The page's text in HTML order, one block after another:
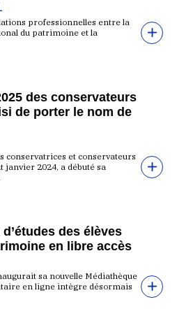
professionnelles entre la
du patrimoine et la
des conservateurs
de porter le nom de
conservatrices et conservateurs
janvier 2024, a débuté sa
des élèves
en libre accès
sa nouvelle Médiathèque
en ligne intègre désormais